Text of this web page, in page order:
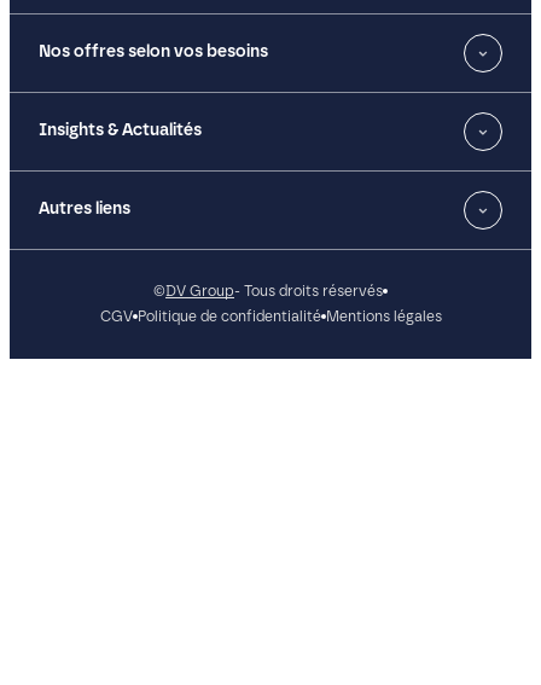
Nos offres selon vos besoins
Insights & Actualités
Autres liens
©DV Group- Tous droits réservés
CGV Politique de confidentialité Mentions légales